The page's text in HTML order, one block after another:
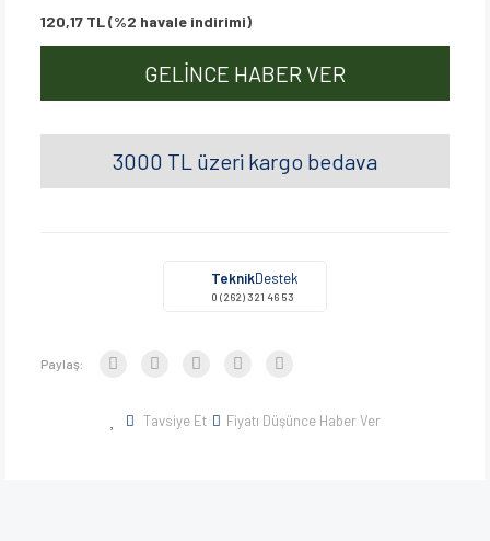
120,17 TL (%2 havale indirimi)
GELİNCE HABER VER
3000 TL üzeri kargo bedava
TeknikDestek
0 (262) 321 46 53
Paylaş:
Tavsiye Et Fiyatı Düşünce Haber Ver